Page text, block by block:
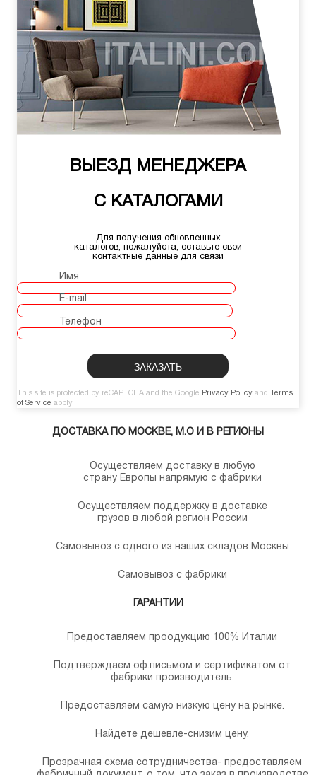
ВЫЕЗД МЕНЕДЖЕРА
С КАТАЛОГАМИ
Для получения обновленных
каталогов, пожалуйста, оставьте свои
контактные данные для связи
Имя
E-mail
Телефон
This site is protected by reCAPTCHA and the Google Privacy Policy and
Terms
of Service apply.
ДОСТАВКА ПО МОСКВЕ, М.О И В РЕГИОНЫ
Осуществляем доставку в любую
страну Европы напрямую с фабрики
Осуществляем поддержку в доставке
грузов в любой регион России
Самовывоз с одного из наших складов Москвы
Самовывоз с фабрики
ГАРАНТИИ
Предоставляем проодукцию 100% Италии
Подтверждаем оф.письмом и сертификатом от
фабрики производитель.
Предоставляем самую низкую цену на рынке.
Найдете дешевле-снизим цену.
Прозрачная схема сотрудничества- предоставляем